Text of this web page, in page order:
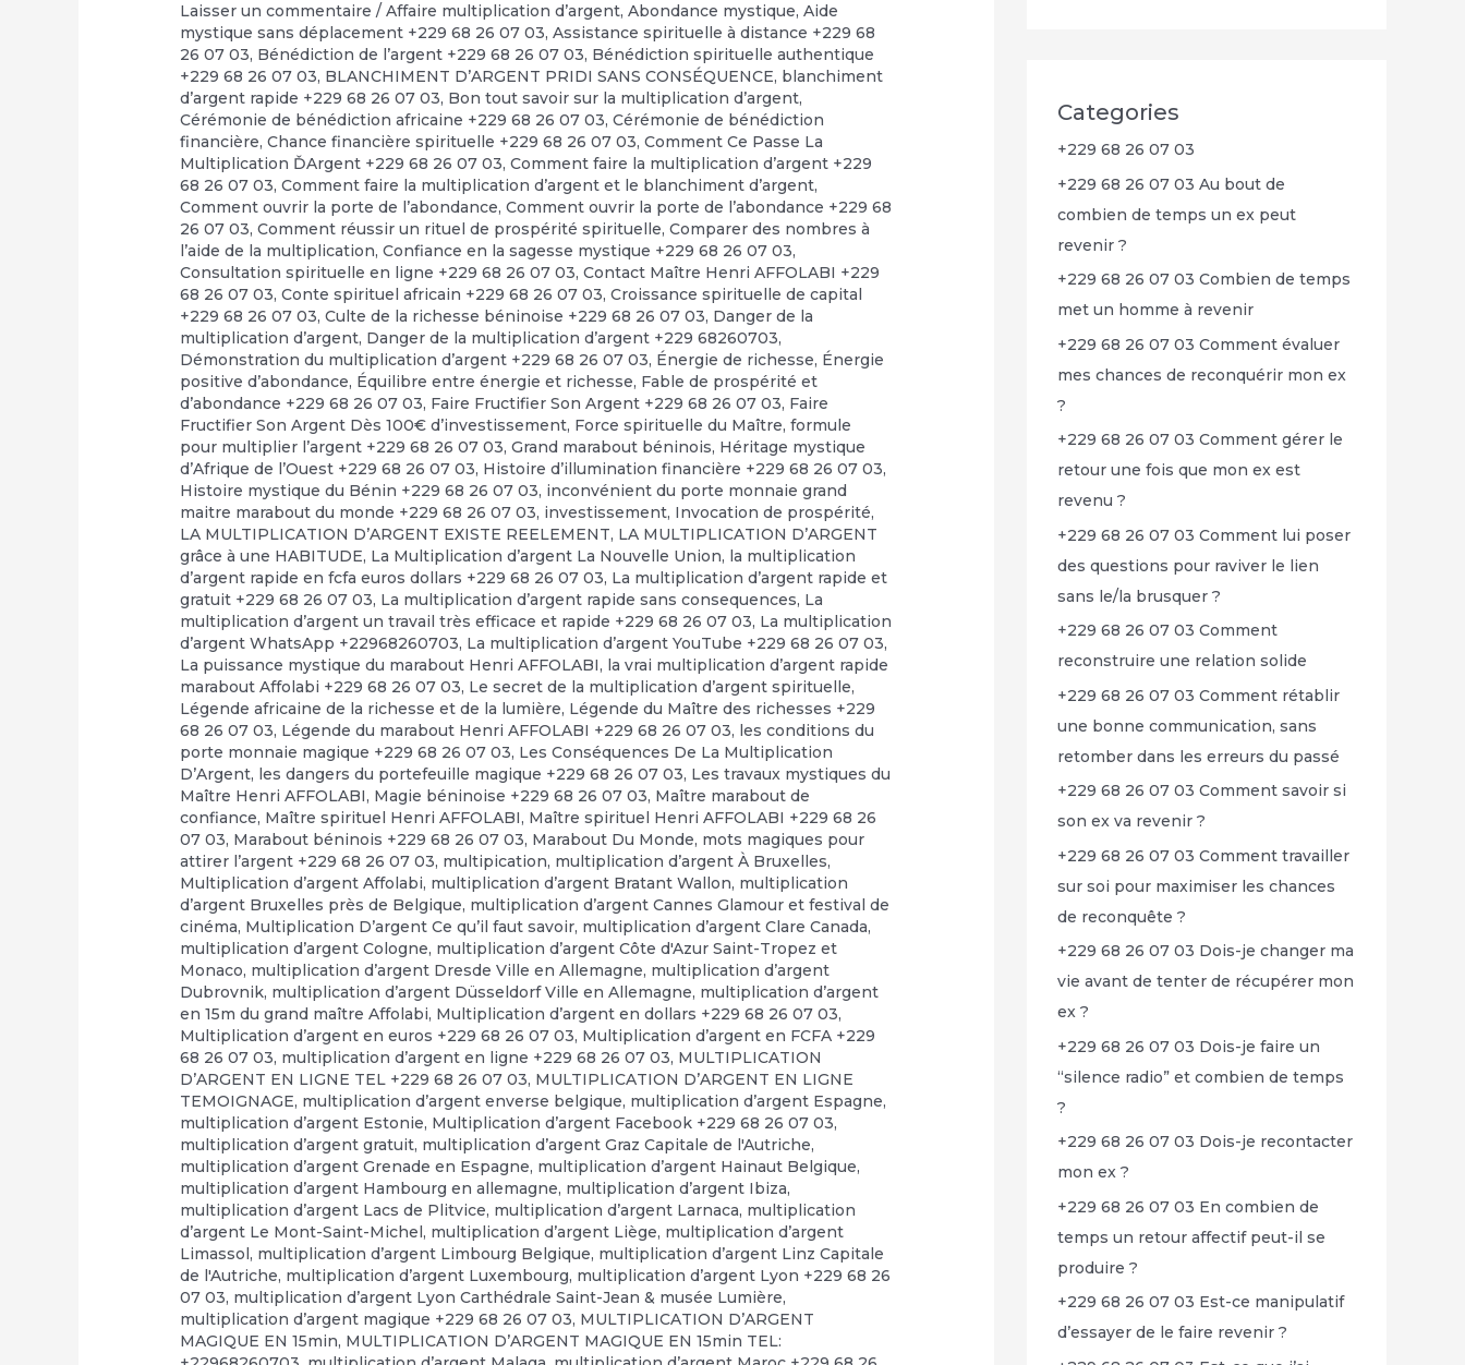
Laisser un commentaire /Affaire multiplication d’argent,Abondance mystique,Aide
mystique sans déplacement +229 68 26 07 03,Assistance spirituelle à distance +229 68
26 07 03, Bénédiction de l’argent +229 68 26 07 03, Bénédiction spirituelle authentique
+229 68 26 07 03, BLANCHIMENT D’ARGENT PRIDI SANS CONSÉQUENCE, blanchiment
d’argent rapide +229 68 26 07 03, Bon tout savoir sur la multiplication d’argent,
Cérémonie de bénédiction africaine +229 68 26 07 03,Cérémonie de bénédiction
financière,Chance financière spirituelle +229 68 26 07 03,Comment Ce Passe La
Multiplication ĎArgent +229 68 26 07 03,Comment faire la multiplication d’argent +229
68 26 07 03,Comment faire la multiplication d’argent et le blanchiment d’argent,
Comment ouvrir la porte de l’abondance,Comment ouvrir la porte de l’abondance +229 68
26 07 03,Comment réussir un rituel de prospérité spirituelle,Comparer des nombres à
l’aide de la multiplication,Confiance en la sagesse mystique +229 68 26 07 03,
Consultation spirituelle en ligne +229 68 26 07 03,Contact Maître Henri AFFOLABI +229
68 26 07 03,Conte spirituel africain +229 68 26 07 03,Croissance spirituelle de capital
+229 68 26 07 03,Culte de la richesse béninoise +229 68 26 07 03, Danger de la
multiplication d’argent, Danger de la multiplication d’argent +229 68260703,
Démonstration du multiplication d’argent +229 68 26 07 03, Énergie de richesse, Énergie
positive d’abondance, Équilibre entre énergie et richesse, Fable de prospérité et
d’abondance +229 68 26 07 03, Faire Fructifier Son Argent +229 68 26 07 03, Faire
Fructifier Son Argent Dès 100€ d’investissement, Force spirituelle du Maître,formule
pour multiplier l’argent +229 68 26 07 03,Grand marabout béninois, Héritage mystique
d’Afrique de l’Ouest +229 68 26 07 03, Histoire d’illumination financière +229 68 26 07 03,
Histoire mystique du Bénin +229 68 26 07 03, inconvénient du porte monnaie grand
maitre marabout du monde +229 68 26 07 03, investissement, Invocation de prospérité,
LA MULTIPLICATION D’ARGENT EXISTE REELEMENT, LA MULTIPLICATION D’ARGENT
grâce à une HABITUDE, La Multiplication d’argent La Nouvelle Union, la multiplication
d’argent rapide en fcfa euros dollars +229 68 26 07 03, La multiplication d’argent rapide et
gratuit +229 68 26 07 03, La multiplication d’argent rapide sans consequences, La
multiplication d’argent un travail très efficace et rapide +229 68 26 07 03, La multiplication
d’argent WhatsApp +22968260703, La multiplication d’argent YouTube +229 68 26 07 03,
La puissance mystique du marabout Henri AFFOLABI, la vrai multiplication d’argent rapide
marabout Affolabi +229 68 26 07 03, Le secret de la multiplication d’argent spirituelle,
Légende africaine de la richesse et de la lumière, Légende du Maître des richesses +229
68 26 07 03, Légende du marabout Henri AFFOLABI +229 68 26 07 03, les conditions du
porte monnaie magique +229 68 26 07 03, Les Conséquences De La Multiplication
D’Argent, les dangers du portefeuille magique +229 68 26 07 03, Les travaux mystiques du
Maître Henri AFFOLABI, Magie béninoise +229 68 26 07 03, Maître marabout de
confiance, Maître spirituel Henri AFFOLABI, Maître spirituel Henri AFFOLABI +229 68 26
07 03, Marabout béninois +229 68 26 07 03, Marabout Du Monde, mots magiques pour
attirer l’argent +229 68 26 07 03, multipication, multiplication d’argent À Bruxelles,
Multiplication d’argent Affolabi, multiplication d’argent Bratant Wallon, multiplication
d’argent Bruxelles près de Belgique, multiplication d’argent Cannes Glamour et festival de
cinéma, Multiplication D’argent Ce qu’il faut savoir, multiplication d’argent Clare Canada,
multiplication d’argent Cologne, multiplication d’argent Côte d'Azur Saint-Tropez et
Monaco, multiplication d’argent Dresde Ville en Allemagne, multiplication d’argent
Dubrovnik, multiplication d’argent Düsseldorf Ville en Allemagne, multiplication d’argent
en 15m du grand maître Affolabi, Multiplication d’argent en dollars +229 68 26 07 03,
Multiplication d’argent en euros +229 68 26 07 03, Multiplication d’argent en FCFA +229
68 26 07 03, multiplication d’argent en ligne +229 68 26 07 03, MULTIPLICATION
D’ARGENT EN LIGNE TEL +229 68 26 07 03, MULTIPLICATION D’ARGENT EN LIGNE
TEMOIGNAGE, multiplication d’argent enverse belgique, multiplication d’argent Espagne,
multiplication d’argent Estonie, Multiplication d’argent Facebook +229 68 26 07 03,
multiplication d’argent gratuit, multiplication d’argent Graz Capitale de l'Autriche,
multiplication d’argent Grenade en Espagne, multiplication d’argent Hainaut Belgique,
multiplication d’argent Hambourg en allemagne, multiplication d’argent Ibiza,
multiplication d’argent Lacs de Plitvice, multiplication d’argent Larnaca, multiplication
d’argent Le Mont-Saint-Michel, multiplication d’argent Liège, multiplication d’argent
Limassol, multiplication d’argent Limbourg Belgique, multiplication d’argent Linz Capitale
de l'Autriche, multiplication d’argent Luxembourg, multiplication d’argent Lyon +229 68 26
07 03, multiplication d’argent Lyon Carthédrale Saint-Jean & musée Lumière,
multiplication d’argent magique +229 68 26 07 03, MULTIPLICATION D’ARGENT
MAGIQUE EN 15min, MULTIPLICATION D’ARGENT MAGIQUE EN 15min TEL:
Categories
+229 68 26 07 03
+229 68 26 07 03 Au bout de
combien de temps un ex peut
revenir ?
+229 68 26 07 03 Combien de temps
met un homme à revenir
+229 68 26 07 03 Comment évaluer
mes chances de reconquérir mon ex
?
+229 68 26 07 03 Comment gérer le
retour une fois que mon ex est
revenu ?
+229 68 26 07 03 Comment lui poser
des questions pour raviver le lien
sans le/la brusquer ?
+229 68 26 07 03 Comment
reconstruire une relation solide
+229 68 26 07 03 Comment rétablir
une bonne communication, sans
retomber dans les erreurs du passé
+229 68 26 07 03 Comment savoir si
son ex va revenir ?
+229 68 26 07 03 Comment travailler
sur soi pour maximiser les chances
de reconquête ?
+229 68 26 07 03 Dois-je changer ma
vie avant de tenter de récupérer mon
ex ?
+229 68 26 07 03 Dois-je faire un
“silence radio” et combien de temps
?
+229 68 26 07 03 Dois-je recontacter
mon ex ?
+229 68 26 07 03 En combien de
temps un retour affectif peut-il se
produire ?
+229 68 26 07 03 Est-ce manipulatif
d’essayer de le faire revenir ?